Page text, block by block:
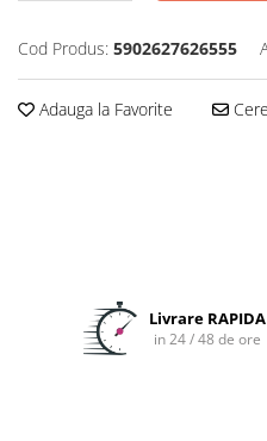
Cod Produs: 5902627626555
Adauga la Favorite
Livrare RAPIDA
in 24 / 48 de ore